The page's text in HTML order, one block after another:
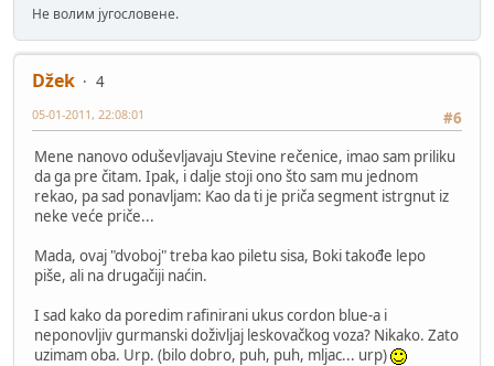
Не волим југословене.
Džek
4
#6
05-01-2011, 22:08:01
Mene nanovo oduševljavaju Stevine rečenice, imao sam priliku
da ga pre čitam. Ipak, i dalje stoji ono što sam mu jednom
rekao, pa sad ponavljam: Kao da ti je priča segment istrgnut iz
neke veće priče...
Mada, ovaj "dvoboj" treba kao piletu sisa, Boki takođe lepo
piše, ali na drugačiji naćin.
I sad kako da poredim rafinirani ukus cordon blue-a i
neponovljiv gurmanski doživljaj leskovačkog voza? Nikako. Zato
uzimam oba. Urp. (bilo dobro, puh, puh, mljac... urp)